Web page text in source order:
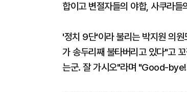
합이고 변절자들의 야합, 사쿠라
'정치 9단'이라 불리는 박지원 의
가 송두리째 불타버리고 있다"고
는군. 잘 가시오"라며 "Good-bye!